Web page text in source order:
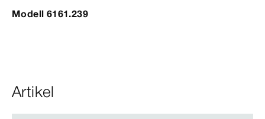
Modell 6161.239
Artikel